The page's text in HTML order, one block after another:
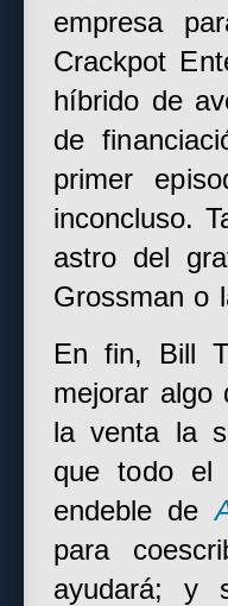
empresa
Crackpot
híbrido de
de
primer
inconcluso.
astro del
Grossman o
En fin, Bill
mejorar
la venta la
que todo el
endeble de
para
ayudará; y